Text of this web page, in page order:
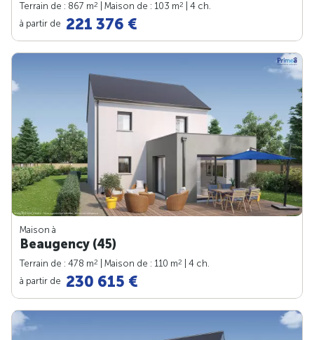
Terrain de : 867 m2 | Maison de : 103 m2
| 4 ch.
à partir de 221 376 €
Maison à
Beaugency (45)
Terrain de : 478 m2 | Maison de : 110 m2
| 4 ch.
à partir de 230 615 €